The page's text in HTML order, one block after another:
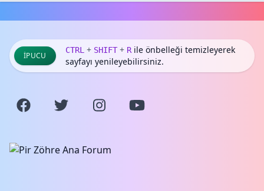
İPUCU
CTRL + SHIFT + Rile önbelleği temizleyerek
sayfayı yenileyebilirsiniz.